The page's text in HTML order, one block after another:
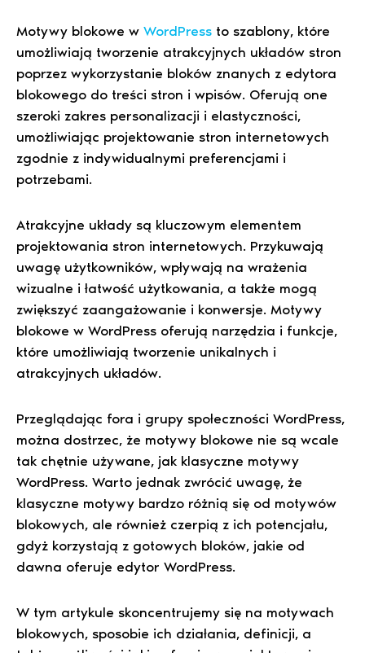
Motywy blokowe w WordPress to szablony, które
umożliwiają tworzenie atrakcyjnych układów stron
poprzez wykorzystanie bloków znanych z edytora
blokowego do treści stron i wpisów. Oferują one
szeroki zakres personalizacji i elastyczności,
umożliwiając projektowanie stron internetowych
zgodnie z indywidualnymi preferencjami i
potrzebami.
Atrakcyjne układy są kluczowym elementem
projektowania stron internetowych. Przykuwają
uwagę użytkowników, wpływają na wrażenia
wizualne i łatwość użytkowania, a także mogą
zwiększyć zaangażowanie i konwersje. Motywy
blokowe w WordPress oferują narzędzia i funkcje,
które umożliwiają tworzenie unikalnych i
atrakcyjnych układów.
Przeglądając fora i grupy społeczności WordPress,
można dostrzec, że motywy blokowe nie są wcale
tak chętnie używane, jak klasyczne motywy
WordPress. Warto jednak zwrócić uwagę, że
klasyczne motywy bardzo różnią się od motywów
blokowych, ale również czerpią z ich potencjału,
gdyż korzystają z gotowych bloków, jakie od
dawna oferuje edytor WordPress.
W tym artykule skoncentrujemy się na motywach
blokowych, sposobie ich działania, definicji, a